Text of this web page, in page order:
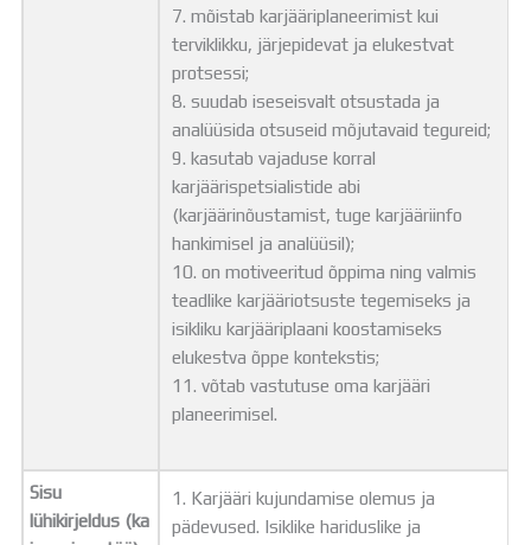
7. mõistab karjääriplaneerimist kui
terviklikku, järjepidevat ja elukestvat
protsessi;
8. suudab iseseisvalt otsustada ja
analüüsida otsuseid mõjutavaid tegureid;
9. kasutab vajaduse korral
karjäärispetsialistide abi
(karjäärinõustamist, tuge karjääriinfo
hankimisel ja analüüsil);
10. on motiveeritud õppima ning valmis
teadlike karjääriotsuste tegemiseks ja
isikliku karjääriplaani koostamiseks
elukestva õppe kontekstis;
11. võtab vastutuse oma karjääri
planeerimisel.
Sisu
lühikirjeldus (ka
1. Karjääri kujundamise olemus ja
pädevused. Isiklike hariduslike ja